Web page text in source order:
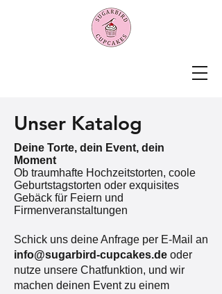
Unser Katalog
Deine Torte, dein Event, dein
Moment
Ob traumhafte Hochzeitstorten, coole
Geburtstagstorten oder exquisites
Gebäck für Feiern und
Firmenveranstaltungen
Schick uns deine Anfrage per E-Mail an
info@sugarbird-cupcakes.de oder
nutze unsere Chatfunktion, und wir
machen deinen Event zu einem